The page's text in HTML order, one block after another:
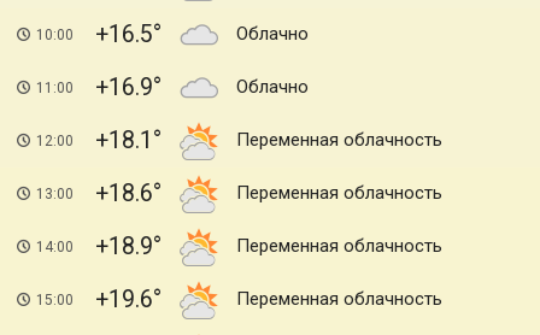
10:00 +16.5 Облачно
11:00 +16.9 Облачно
12:00 +18.1 Переменная облачность
13:00 +18.6 Переменная облачность
14:00 +18.9 Переменная облачность
15:00 +19.6 Переменная облачность